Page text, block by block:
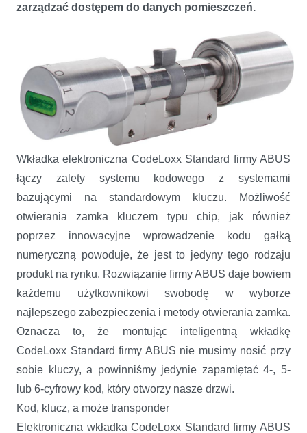
zarządzać dostępem do danych pomieszczeń.
Wkładka elektroniczna CodeLoxx Standard firmy ABUS
łączy zalety systemu kodowego z systemami
bazującymi na standardowym kluczu. Możliwość
otwierania zamka kluczem typu chip, jak również
poprzez innowacyjne wprowadzenie kodu gałką
numeryczną powoduje, że jest to jedyny tego rodzaju
produkt na rynku. Rozwiązanie firmy ABUS daje bowiem
każdemu użytkownikowi swobodę w wyborze
najlepszego zabezpieczenia i metody otwierania zamka.
Oznacza to, że montując inteligentną wkładkę
CodeLoxx Standard firmy ABUS nie musimy nosić przy
sobie kluczy, a powinniśmy jedynie zapamiętać 4-, 5-
lub 6-cyfrowy kod, który otworzy nasze drzwi.
Kod, klucz, a może transponder
Elektroniczna wkładka CodeLoxx Standard firmy ABUS